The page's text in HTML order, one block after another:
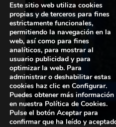
Este sitio web utiliza cookies
propias y de terceros para fines
estrictamente funcionales,
permitiendo la navegación en la
web, así como para fines
analíticos, para mostrar al
usuario publicidad y para
optimizar la web. Para
administrar o deshabilitar estas
cookies haz clic en Configurar.
Puedes obtener más información
en nuestra Política de Cookies.
Pulse el botón Aceptar para
confirmar que ha leído y